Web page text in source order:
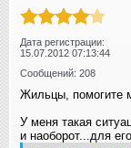
Дата регистрации:
15.07.2012 07:13:44
Сообщений: 208
Жильцы, помогите
У меня такая
и наоборот...для